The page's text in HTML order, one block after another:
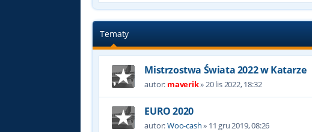
Tematy
Mistrzostwa Świata 2022 w Katarze
autor: maverik»20 lis 2022, 18:32
EURO 2020
autor:Woo-cash» 11 gru 2019, 08:26